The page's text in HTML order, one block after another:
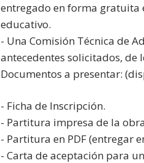
entregado en forma gratuita
educativo.
- Una Comisión Técnica de
antecedentes solicitados,
Documentos a presentar:
- Ficha de Inscripción.
- Partitura impresa de la
- Partitura en PDF (entregar
- Carta de aceptación para